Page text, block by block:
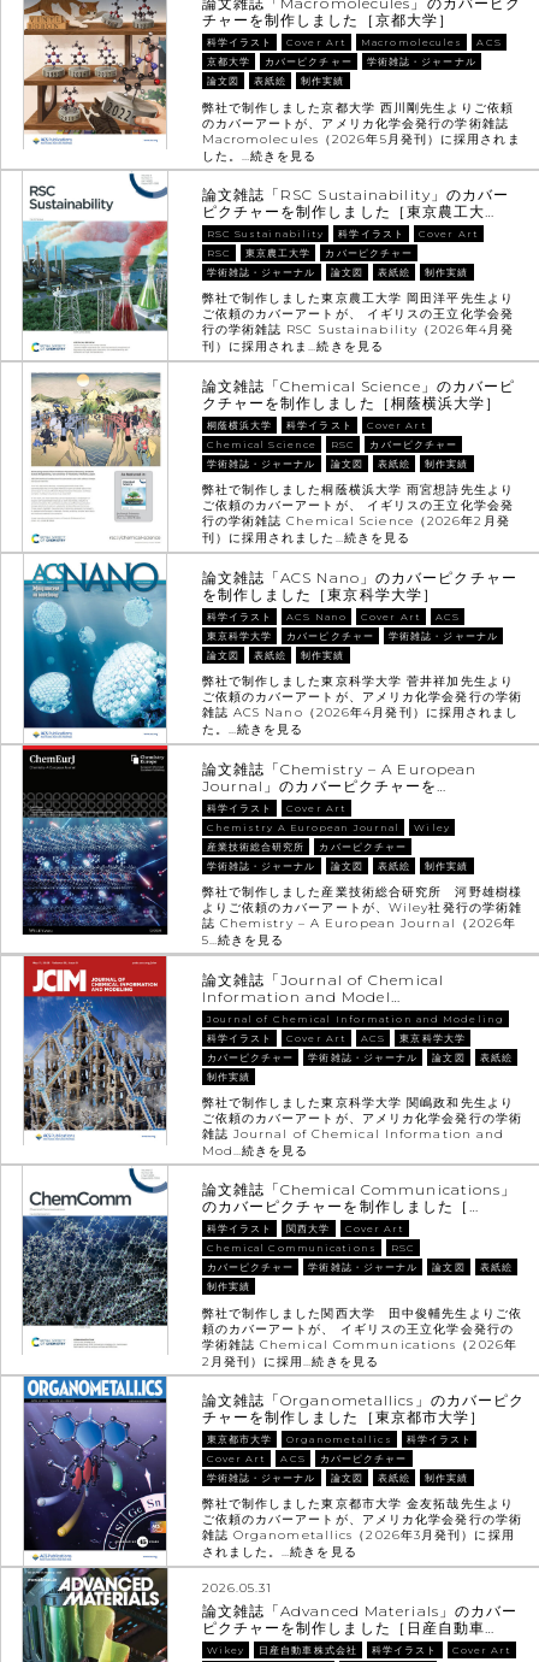
チャーを制作しました［京都大学］
科学イラスト Cover Art Macromolecules
ACS
京都大学
カバーピクチャー
学術雑誌・ジャーナル
論文図
表紙絵 制作実績
弊社で制作しました京都大学 西川剛先生よりご依頼
のカバーアートが、アメリカ化学会発行の学術雑誌
Macromolecules（2026年5月発刊）に採用されま
した。… 続きを見る
論文雑誌「RSC Sustainability」のカバー
ピクチャーを制作しました［東京農工大…
RSC Sustainability 科学イラスト
Cover Art
RSC
東京農工大学
カバーピクチャー
学術雑誌・ジャーナル
論文図 表紙絵 制作実績
弊社で制作しました東京農工大学 岡田洋平先生より
ご依頼のカバーアートが、 イギリスの王立化学会発
行の学術雑誌 RSC Sustainability（2026年4月発
刊）に採用されま…続きを見る
論文雑誌「Chemical Science」のカバーピ
クチャーを制作しました［桐蔭横浜大学］
桐蔭横浜大学 科学イラスト
Cover Art
Chemical Science
RSC
カバーピクチャー
学術雑誌・ジャーナル
論文図 表紙絵 制作実績
弊社で制作しました桐蔭横浜大学 雨宮想詩先生より
ご依頼のカバーアートが、 イギリスの王立化学会発
行の学術雑誌 Chemical Science（2026年2月発
刊）に採用されました…続きを見る
論文雑誌「ACS Nano」のカバーピクチャー
を制作しました［東京科学大学］
科学イラスト ACS Nano Cover Art
ACS
東京科学大学
カバーピクチャー
学術雑誌・ジャーナル
論文図
表紙絵 制作実績
弊社で制作しました東京科学大学 菅井祥加先生より
ご依頼のカバーアートが、アメリカ化学会発行の学術
雑誌 ACS Nano（2026年4月発刊）に採用されまし
た。…続きを見る
論文雑誌「Chemistry – A European
Journal」のカバーピクチャーを…
科学イラスト
Cover Art
Chemistry A European Journal
Wiley
産業技術総合研究所
カバーピクチャー
学術雑誌・ジャーナル
論文図 表紙絵 制作実績
弊社で制作しました産業技術総合研究所 河野雄樹様
よりご依頼のカバーアートが、Wiley社発行の学術雑
誌 Chemistry – A European Journal（2026年
5…続きを見る
論文雑誌「Journal of Chemical
Information and Model…
Journal of Chemical Information and Modeling
科学イラスト
Cover Art ACS
東京科学大学
カバーピクチャー
学術雑誌・ジャーナル 論文図
表紙絵
制作実績
弊社で制作しました東京科学大学 関嶋政和先生より
ご依頼のカバーアートが、アメリカ化学会発行の学術
雑誌 Journal of Chemical Information and
Mod…続きを見る
論文雑誌「Chemical Communications」
のカバーピクチャーを制作しました［…
科学イラスト 関西大学
Cover Art
Chemical Communications
RSC
カバーピクチャー
学術雑誌・ジャーナル 論文図
表紙絵
制作実績
弊社で制作しました関西大学 田中俊輔先生よりご依
頼のカバーアートが、 イギリスの王立化学会発行の
学術雑誌 Chemical Communications（2026年
2月発刊）に採用…続きを見る
論文雑誌「Organometallics」のカバーピク
チャーを制作しました［東京都市大学］
東京都市大学 Organometallics
科学イラスト
Cover Art
ACS
カバーピクチャー
学術雑誌・ジャーナル
論文図 表紙絵 制作実績
弊社で制作しました東京都市大学 金友拓哉先生より
ご依頼のカバーアートが、アメリカ化学会発行の学術
雑誌 Organometallics（2026年3月発刊）に採用
されました。…続きを見る
2026.05.31
論文雑誌「Advanced Materials」のカバー
ピクチャーを制作しました［日産自動車…
Wikey 日産自動車株式会社 科学イラスト
Cover Art